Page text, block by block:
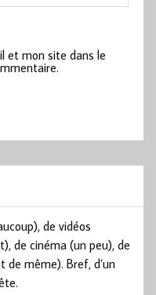
et mon site dans le
de vidéos
de cinéma (un peu), de
même). Bref, d’un